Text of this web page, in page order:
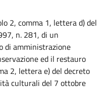
2, comma 1, lettera d) del
n. 281, di un
di amministrazione
ed il restauro
2, lettera e) del decreto
culturali del 7 ottobre